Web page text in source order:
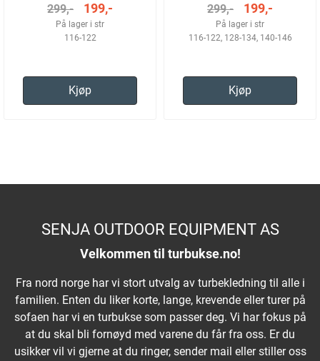
299,- 199,-
På lager i str
116-122
Kjøp
299,- 199,-
På lager i str
116-122, 128-134, 140-146
Kjøp
SENJA OUTDOOR EQUIPMENT AS
Velkommen til turbukse.no!
Fra nord norge har vi stort utvalg av turbekledning til alle i
familien. Enten du liker korte, lange, krevende eller turer på
sofaen har vi en turbukse som passer deg. Vi har fokus på
at du skal bli fornøyd med varene du får fra oss. Er du
usikker vil vi gjerne at du ringer, sender mail eller stiller oss